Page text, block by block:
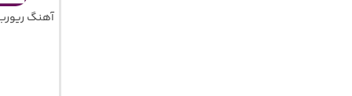
آهنگ ریورب 3 “ریمیکس عاشقانه احساسی نوستالژی غم انگیز” دیجی معین و